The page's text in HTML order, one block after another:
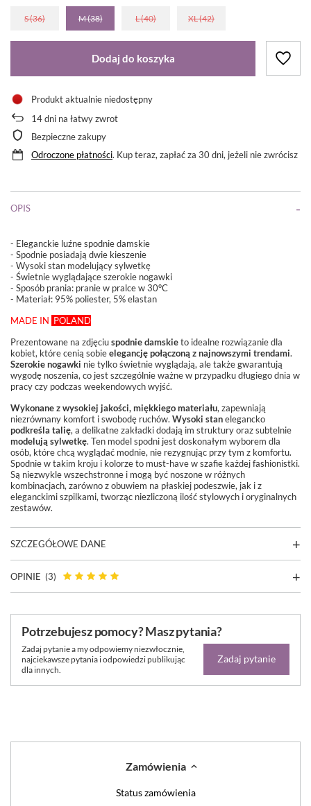
S (36) M (38) L (40) XL (42)
Dodaj do koszyka
Produkt aktualnie niedostępny
14dni na łatwy zwrot
Bezpieczne zakupy
Odroczone płatności. Kup teraz, zapłać za 30 dni, jeżeli nie zwrócisz
OPIS
- Eleganckie luźne spodnie damskie
- Spodnie posiadają dwie kieszenie
- Wysoki stan modelujący sylwetkę
- Świetnie wyglądające szerokie nogawki
- Sposób prania: pranie w pralce w 30°C
- Materiał: 95% poliester, 5% elastan
MADE IN POLAND
Prezentowane na zdjęciuspodnie damskieto idealne rozwiązanie dla
kobiet, które cenią sobieelegancję połączoną z najnowszymi trendami.
Szerokie nogawki nie tylko świetnie wyglądają, ale także gwarantują
wygodę noszenia, co jest szczególnie ważne w przypadku długiego dnia w
pracy czy podczas weekendowych wyjść.
Wykonane z wysokiej jakości, miękkiego materiału, zapewniają
niezrównany komfort i swobodę ruchów. Wysoki stanelegancko
podkreśla talię, a delikatne zakładki dodają im struktury oraz subtelnie
modelują sylwetkę. Ten model spodni jest doskonałym wyborem dla
osób, które chcą wyglądać modnie, nie rezygnując przy tym z komfortu.
Spodnie w takim kroju i kolorze to must-have w szafie każdej fashionistki.
Są niezwykle wszechstronne i mogą być noszone w różnych
kombinacjach, zarówno z obuwiem na płaskiej podeszwie, jak i z
eleganckimi szpilkami, tworząc niezliczoną ilość stylowych i oryginalnych
zestawów.
SZCZEGÓŁOWE DANE
OPINIE (3)
Potrzebujesz pomocy? Masz pytania?
Zadaj pytanie a my odpowiemy niezwłocznie,
najciekawsze pytania i odpowiedzi publikując
dla innych.
Zadaj pytanie
Zamówienia
Status zamówienia